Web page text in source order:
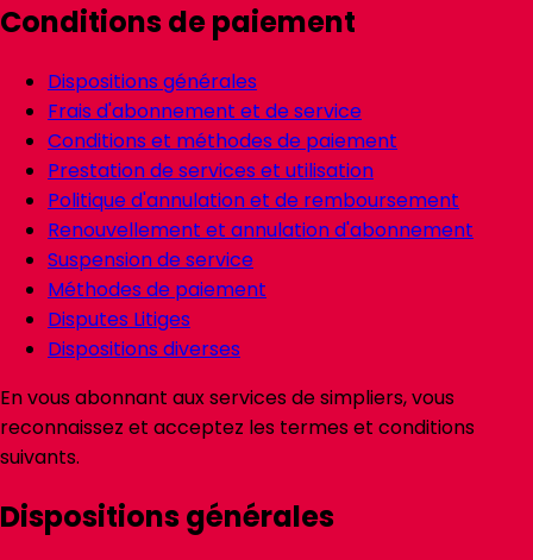
Conditions de paiement
Dispositions générales
Frais d'abonnement et de service
Conditions et méthodes de paiement
Prestation de services et utilisation
Politique d'annulation et de remboursement
Renouvellement et annulation d'abonnement
Suspension de service
Méthodes de paiement
Disputes Litiges
Dispositions diverses
En vous abonnant aux services desimpliers, vous
reconnaissez et acceptez les termes et conditions
suivants.
Dispositions générales